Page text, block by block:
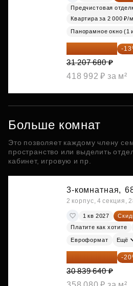
Предчистовая
Квартира за 2 000 ₽/
Панорамное окно (1
27 150 682 ₽ -
31 207 680 ₽
418 992 ₽ за м²
Больше комнат
Это позволяет каждому члену
пространство или выделить
кабинет, игровую и пр.
3-комнатная,
2 корпус, 4 секция,
1 кв 2027
Платите как хотите
Евроформат Ещё
24 671 712 ₽ -
30 839 640 ₽